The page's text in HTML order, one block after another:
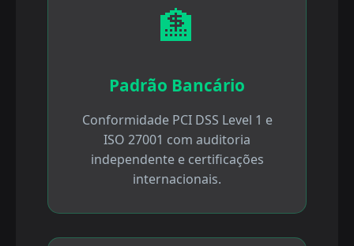
🏦
Padrão Bancário
Conformidade PCI DSS Level 1 e
ISO 27001 com auditoria
independente e certificações
internacionais.